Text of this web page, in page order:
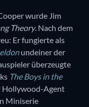
wurde Jim
Theory. Nach dem
Er fungierte als
undeiner der
überzeugte
The Boys in the
Hollywood-Agent
Miniserie